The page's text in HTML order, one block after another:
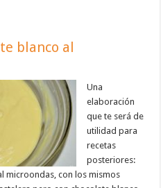
blanco al
Una
elaboración
que te será de
utilidad para
recetas
posteriores:
microondas, con los mismos